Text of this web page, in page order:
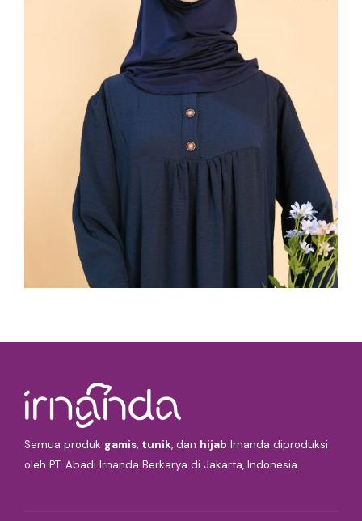
Semua produk gamis, tunik, dan hijab Irnanda diproduksi
oleh PT. Abadi Irnanda Berkarya di Jakarta, Indonesia.